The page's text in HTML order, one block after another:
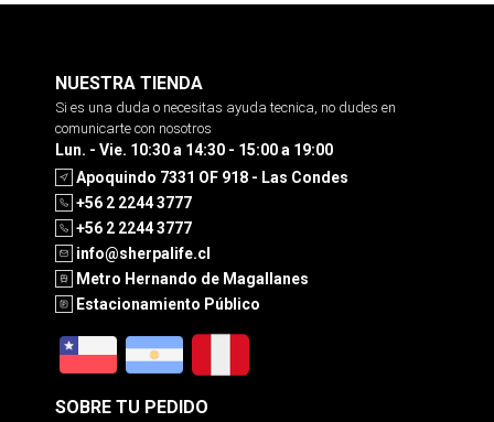
NUESTRA TIENDA
Si es una duda o necesitas ayuda tecnica, no dudes en
comunicarte con nosotros
Lun. - Vie. 10:30 a 14:30 - 15:00 a 19:00
Apoquindo 7331 OF 918 - Las Condes
+56 2 2244 3777
+56 2 2244 3777
info@sherpalife.cl
Metro Hernando de Magallanes
Estacionamiento Público
SOBRE TU PEDIDO